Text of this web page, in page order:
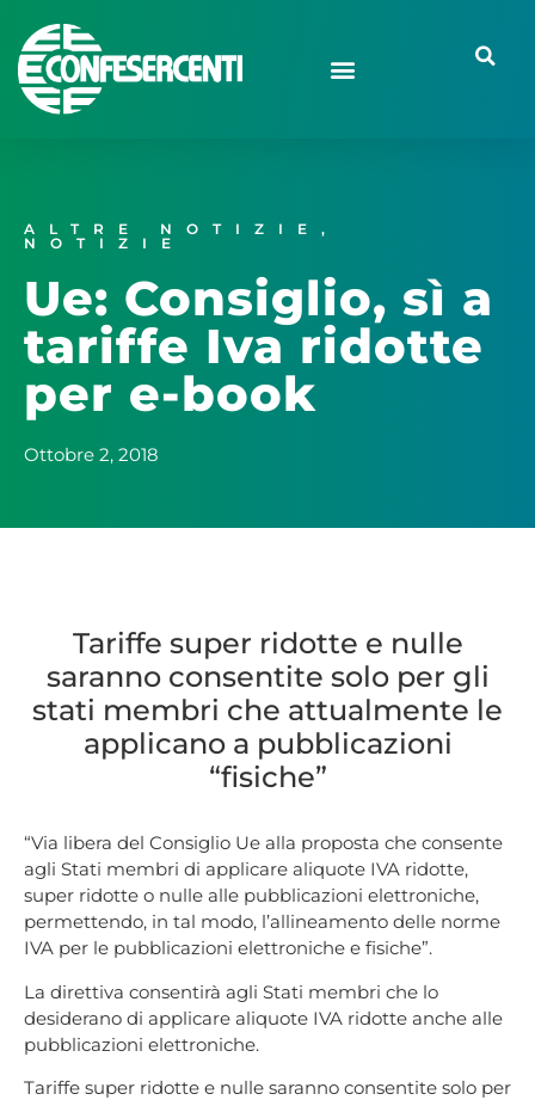
ALTRE NOTIZIE ,
NOTIZIE
Ue: Consiglio, sì a
tariffe Iva ridotte
per e-book
Ottobre 2, 2018
Tariffe super ridotte e nulle
saranno consentite solo per gli
stati membri che attualmente le
applicano a pubblicazioni
“fisiche”
“Via libera del Consiglio Ue alla proposta che consente
agli Stati membri di applicare aliquote IVA ridotte,
super ridotte o nulle alle pubblicazioni elettroniche,
permettendo, in tal modo, l’allineamento delle norme
IVA per le pubblicazioni elettroniche e fisiche”.
La direttiva consentirà agli Stati membri che lo
desiderano di applicare aliquote IVA ridotte anche alle
pubblicazioni elettroniche.
Tariffe super ridotte e nulle saranno consentite solo per